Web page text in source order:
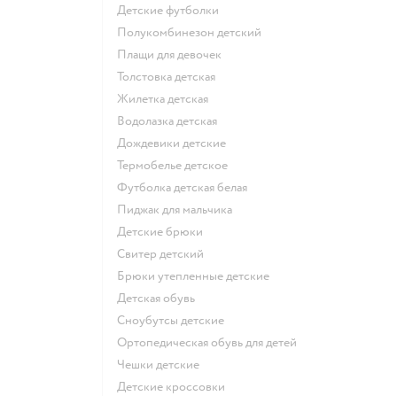
Детские футболки
Полукомбинезон детский
Плащи для девочек
Толстовка детская
Жилетка детская
Водолазка детская
Дождевики детские
Термобелье детское
Футболка детская белая
Пиджак для мальчика
Детские брюки
Свитер детский
Брюки утепленные детские
Детская обувь
Сноубутсы детские
Ортопедическая обувь для детей
Чешки детские
Детские кроссовки